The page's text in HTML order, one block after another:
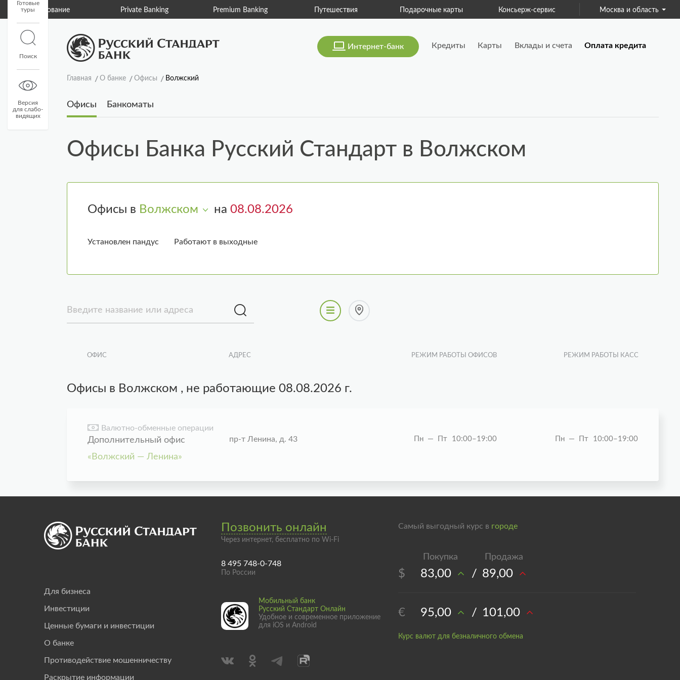
Страхование Private Banking Premium Banking Путешествия Подарочные карты Консьерж-сервис Для бизнеса
Москва и область
Готовые
туры
Поиск
Версия
для слабо-
видящих
Интернет-банк Кредиты Карты Вклады и счета Оплата кредита
Главная О банке Офисы Волжский
Офисы Банкоматы
Офисы Банка Русский Стандарт в Волжском
Офисы в Волжском на
Установлен пандус Работают в выходные
Введите название или адреса
ОФИС АДРЕС РЕЖИМ РАБОТЫ ОФИСОВ РЕЖИМ РАБОТЫ КАСС
Офисы в Волжском , не работающие 08.08.2026 г.
Валютно-обменные операции
Дополнительный офис
«Волжский — Ленина»
пр-т Ленина, д. 43 Пн — Пт 10:00–19:00 Пн — Пт 10:00–19:00
Позвонить онлайн
Через интернет, бесплатно по Wi-Fi
8 495 748-0-748
По России
Для бизнеса
Инвестиции
Ценные бумаги и инвестиции
О банке
Противодействие мошенничеству
Раскрытие информации
Мобильный банк
Русский Стандарт Онлайн
Удобное и современное приложение
для iOS и Android
Самый выгодный курс в городе
$ 83,00 / 89,00
€ 95,00 / 101,00
Курс валют для безналичного обмена